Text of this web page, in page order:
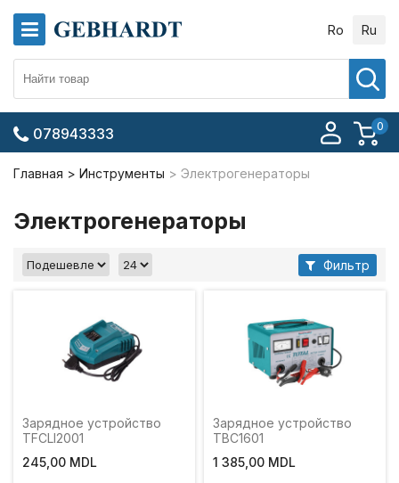
Ro Ru
0
078943333
Главная Инструменты Электрогенераторы
Электрогенераторы
Фильтр
Зарядное устройство
TFCLI2001
245,00 MDL
Зарядное устройство
TBC1601
1 385,00 MDL